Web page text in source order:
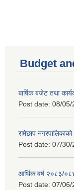
Budget
बार्षिक बजेट तथा
Post date: 08/05/
रामेछाप
Post date: 07/30/
आर्थिक वर्ष २०८३/
Post date: 07/06/